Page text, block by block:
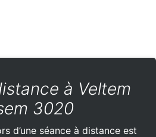
à Veltem
3020
d’une séance à distance est